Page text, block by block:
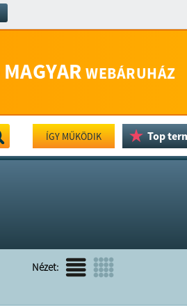
MAGYAR WEBÁRUHÁZ
ÍGY MŰKÖDIK Top
Nézet: